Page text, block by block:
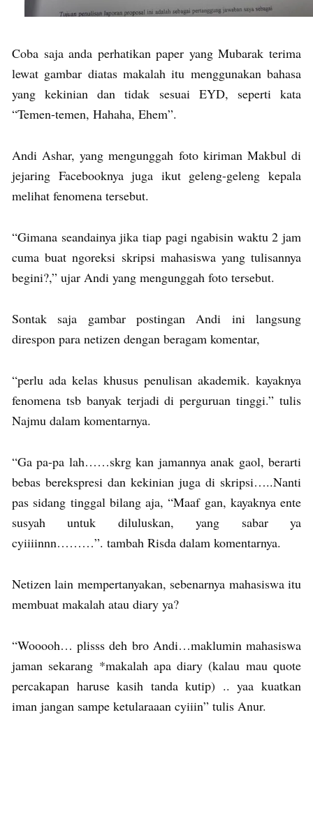
Coba saja anda perhatikan paper yang Mubarak terima
lewat gambar diatas makalah itu menggunakan bahasa
yang kekinian dan tidak sesuai EYD, seperti kata
“Temen-temen, Hahaha, Ehem”.
Andi Ashar, yang mengunggah foto kiriman Makbul di
jejaring Facebooknya juga ikut geleng-geleng kepala
melihat fenomena tersebut.
“Gimana seandainya jika tiap pagi ngabisin waktu 2 jam
cuma buat ngoreksi skripsi mahasiswa yang tulisannya
begini?,” ujar Andi yang mengunggah foto tersebut.
Sontak saja gambar postingan Andi ini langsung
direspon para netizen dengan beragam komentar,
“perlu ada kelas khusus penulisan akademik. kayaknya
fenomena tsb banyak terjadi di perguruan tinggi.” tulis
Najmu dalam komentarnya.
“Ga pa-pa lah……skrg kan jamannya anak gaol, berarti
bebas berekspresi dan kekinian juga di skripsi…..Nanti
pas sidang tinggal bilang aja, “Maaf gan, kayaknya ente
susyah untuk diluluskan, yang sabar ya
cyiiiinnn………”. tambah Risda dalam komentarnya.
Netizen lain mempertanyakan, sebenarnya mahasiswa itu
membuat makalah atau diary ya?
“Wooooh… plisss deh bro Andi…maklumin mahasiswa
jaman sekarang *makalah apa diary (kalau mau quote
percakapan haruse kasih tanda kutip) .. yaa kuatkan
iman jangan sampe ketularaaan cyiiin” tulis Anur.